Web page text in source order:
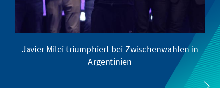
Javier Milei triumphiert bei Zwischenwahlen in
Argentinien